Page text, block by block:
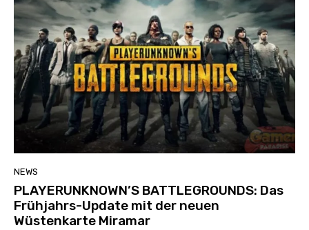
NEWS
PLAYERUNKNOWN’S BATTLEGROUNDS: Das
Frühjahrs-Update mit der neuen
Wüstenkarte Miramar